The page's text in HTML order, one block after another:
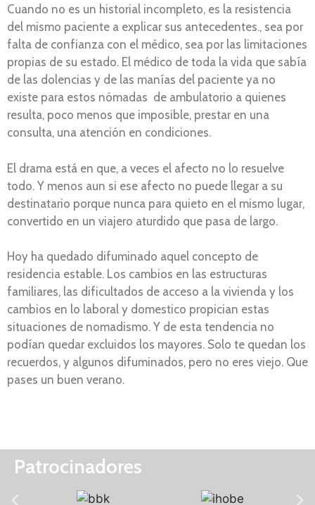
Cuando no es un historial incompleto, es la resistencia
del mismo paciente a explicar sus antecedentes., sea por
falta de confianza con el médico, sea por las limitaciones
propias de su estado. El médico de toda la vida que sabía
de las dolencias y de las manías del paciente ya no
existe para estos nómadas de ambulatorio a quienes
resulta, poco menos que imposible, prestar en una
consulta, una atención en condiciones.
El drama está en que, a veces el afecto no lo resuelve
todo. Y menos aun si ese afecto no puede llegar a su
destinatario porque nunca para quieto en el mismo lugar,
convertido en un viajero aturdido que pasa de largo.
Hoy ha quedado difuminado aquel concepto de
residencia estable. Los cambios en las estructuras
familiares, las dificultados de acceso a la vivienda y los
cambios en lo laboral y domestico propician estas
situaciones de nomadismo. Y de esta tendencia no
podían quedar excluidos los mayores. Solo te quedan los
recuerdos, y algunos difuminados, pero no eres viejo. Que
pases un buen verano.
Patrocinadores